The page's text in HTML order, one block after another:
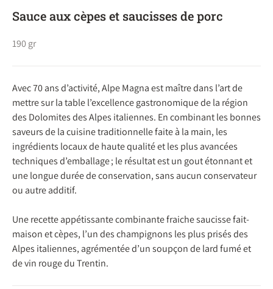
Sauce aux cèpes et saucisses de porc
190 gr
Avec 70 ans d’activité, Alpe Magna est maître dans l’art de
mettre sur la table l’excellence gastronomique de la région
des Dolomites des Alpes italiennes. En combinant les bonnes
saveurs de la cuisine traditionnelle faite à la main, les
ingrédients locaux de haute qualité et les plus avancées
techniques d’emballage ; le résultat est un gout étonnant et
une longue durée de conservation, sans aucun conservateur
ou autre additif.
Une recette appétissante combinante fraiche saucisse fait-
maison et cèpes, l’un des champignons les plus prisés des
Alpes italiennes, agrémentée d’un soupçon de lard fumé et
de vin rouge du Trentin.